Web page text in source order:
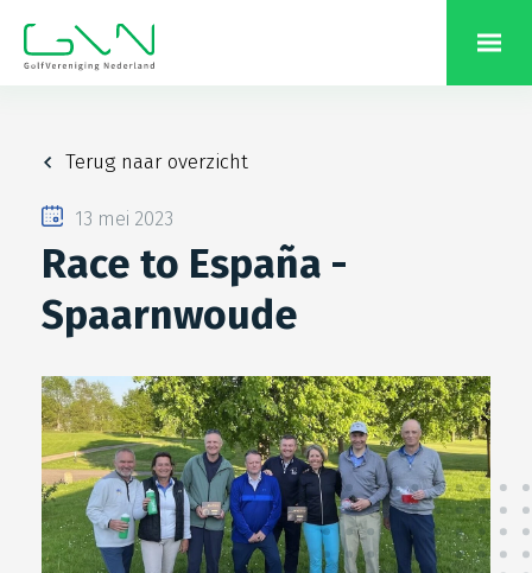
Terug naar overzicht
13 mei 2023
Race to España -
Spaarnwoude